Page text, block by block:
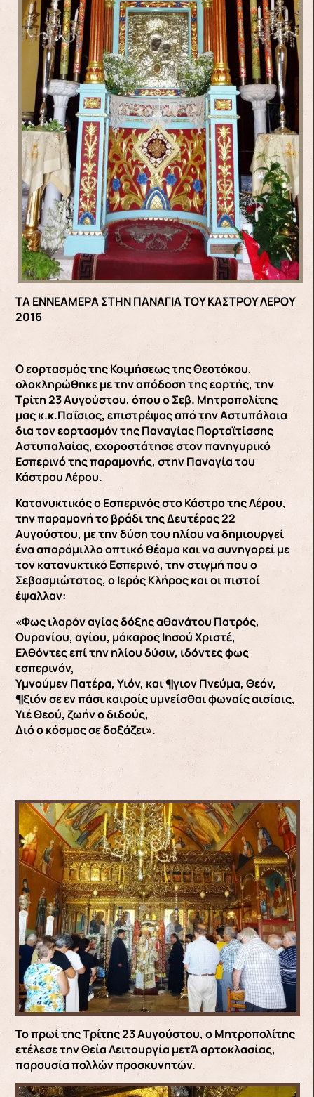
ΤΑ ΕΝΝΕΑΜΕΡΑ ΣΤΗΝ ΠΑΝΑΓΙΑ ΤΟΥ ΚΑΣΤΡΟΥ ΛΕΡΟΥ
2016
Ο εορτασμός της Κοιμήσεως της Θεοτόκου,
ολοκληρώθηκε με την απόδοση της εορτής, την
Τρίτη 23 Αυγούστου, όπου ο Σεβ. Μητροπολίτης
μας κ.κ.Παΐσιος, επιστρέψας από την Αστυπάλαια
δια τον εορτασμόν της Παναγίας Πορταϊτίσσης
Αστυπαλαίας, εχοροστάτησε στον πανηγυρικό
Εσπερινό της παραμονής, στην Παναγία του
Κάστρου Λέρου.
Κατανυκτικός ο Εσπερινός στο Κάστρο της Λέρου,
την παραμονή το βράδι της Δευτέρας 22
Αυγούστου, με την δύση του ηλίου να δημιουργεί
ένα απαράμιλλο οπτικό θέαμα και να συνηγορεί με
τον κατανυκτικό Εσπερινό, την στιγμή που ο
Σεβασμιώτατος, ο Ιερός Κλήρος και οι πιστοί
έψαλλαν:
«Φως ιλαρόν αγίας δόξης αθανάτου Πατρός,
Ουρανίου, αγίου, μάκαρος Ιησού Χριστέ,
Ελθόντες επί την ηλίου δύσιν, ιδόντες φως
εσπερινόν,
Υμνούμεν Πατέρα, Υιόν, και ¶γιον Πνεύμα, Θεόν,
¶ξιόν σε εν πάσι καιροίς υμνείσθαι φωναίς αισίαις,
Υιέ Θεού, ζωήν ο διδούς,
Διό ο κόσμος σε δοξάζει».
Το πρωί της Τρίτης 23 Αυγούστου, ο Μητροπολίτης
ετέλεσε την Θεία Λειτουργία μετΆ αρτοκλασίας,
παρουσία πολλών προσκυνητών.